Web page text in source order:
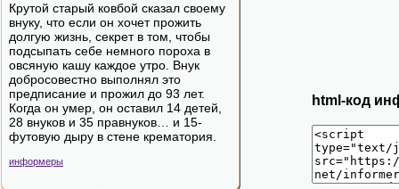
Крутой старый ковбой сказал своему
внуку, что если он хочет прожить
долгую жизнь, секрет в том, чтобы
подсыпать себе немного пороха в
овсяную кашу каждое утро. Внук
добросовестно выполнял это
предписание и прожил до 93 лет.
Когда он умер, он оставил 14 детей,
28 внуков и 35 правнуков… и 15-
футовую дыру в стене крематория.
информеры
html-код